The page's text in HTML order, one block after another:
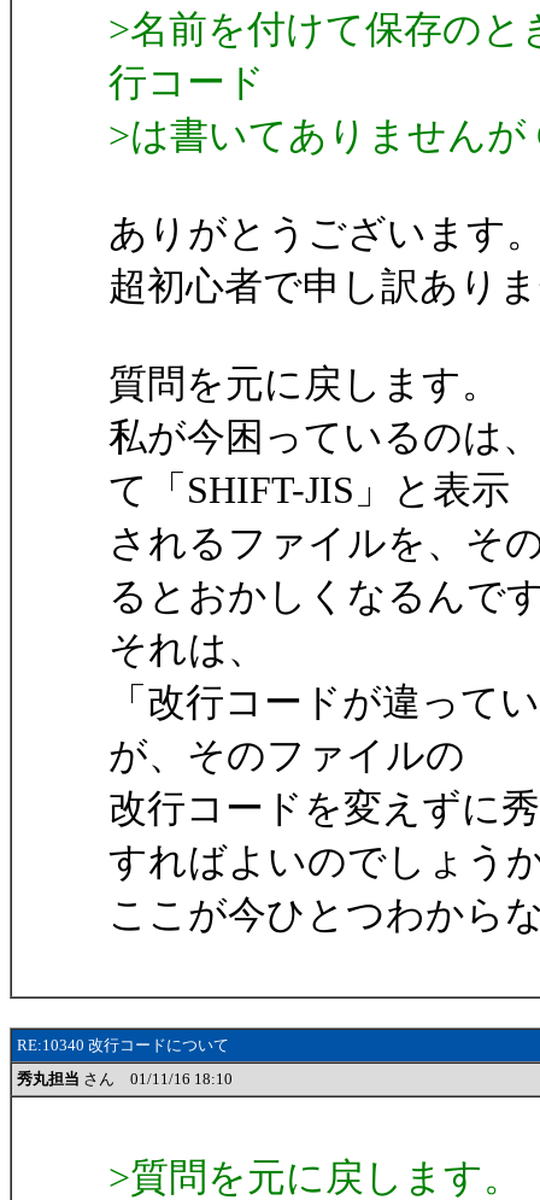
>名前を付けて保存のと
行コード
>は書いてありません
ありがとうございます
超初心者で申し訳あり
質問を元に戻します。
私が今困っているのは
て「SHIFT-JIS」と表示
されるファイルを、そ
るとおかしくなるんで
それは、
「改行コードが違って
が、そのファイルの
改行コードを変えずに
すればよいのでしょう
ここが今ひとつわから
RE:10340 改行コードについて
秀丸担当 さん 01/11/16 18:10
>質問を元に戻します。